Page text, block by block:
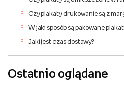
Czy plakaty drukowanie są z
W jaki sposób są pakowane
Jaki jest czas dostawy?
Ostatnio oglądane